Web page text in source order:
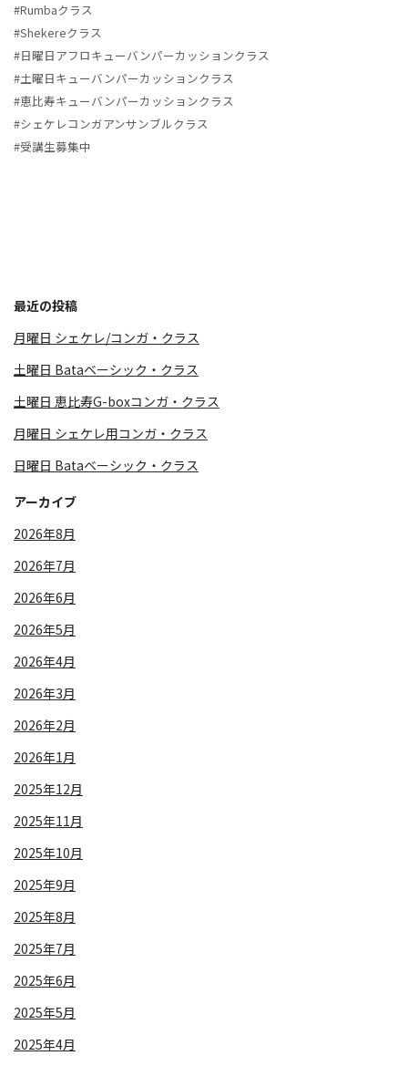
#Rumbaクラス
#Shekereクラス
#日曜日アフロキューバンパーカッションクラス
#土曜日キューバンパーカッションクラス
#恵比寿キューバンパーカッションクラス
#シェケレコンガアンサンブルクラス
#受講生募集中
最近の投稿
月曜日 シェケレ/コンガ・クラス
土曜日 Bataベーシック・クラス
土曜日 恵比寿G-boxコンガ・クラス
月曜日 シェケレ用コンガ・クラス
日曜日 Bataベーシック・クラス
アーカイブ
2026年8月
2026年7月
2026年6月
2026年5月
2026年4月
2026年3月
2026年2月
2026年1月
2025年12月
2025年11月
2025年10月
2025年9月
2025年8月
2025年7月
2025年6月
2025年5月
2025年4月